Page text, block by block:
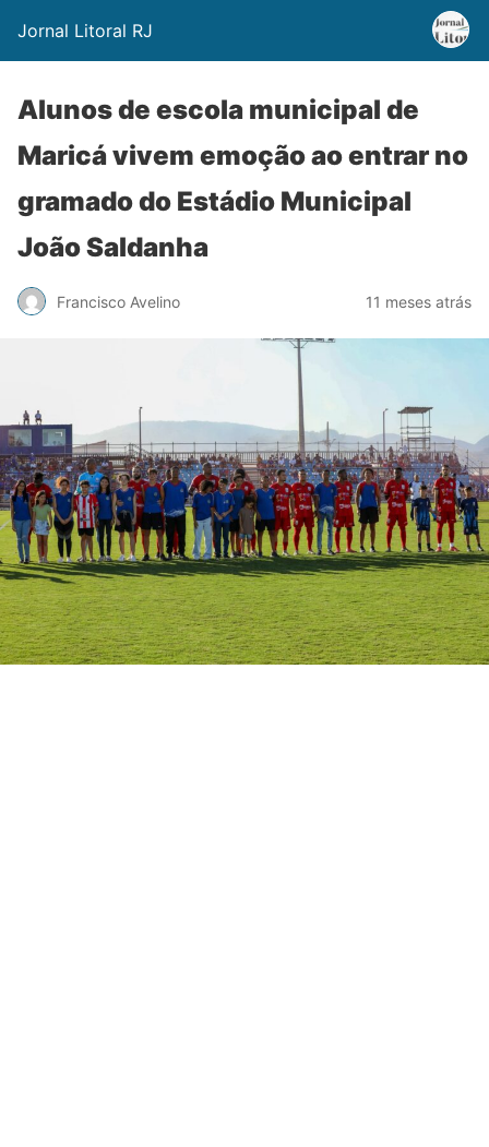
Jornal Litoral RJ
Alunos de escola municipal de
Maricá vivem emoção ao entrar no
gramado do Estádio Municipal
João Saldanha
Francisco Avelino 11 meses atrás